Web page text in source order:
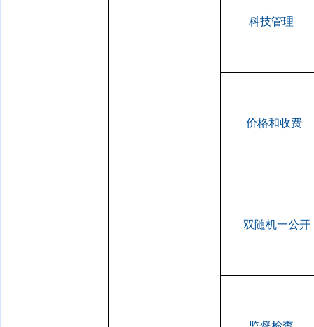
科技管理
价格和收费
双随机一公开